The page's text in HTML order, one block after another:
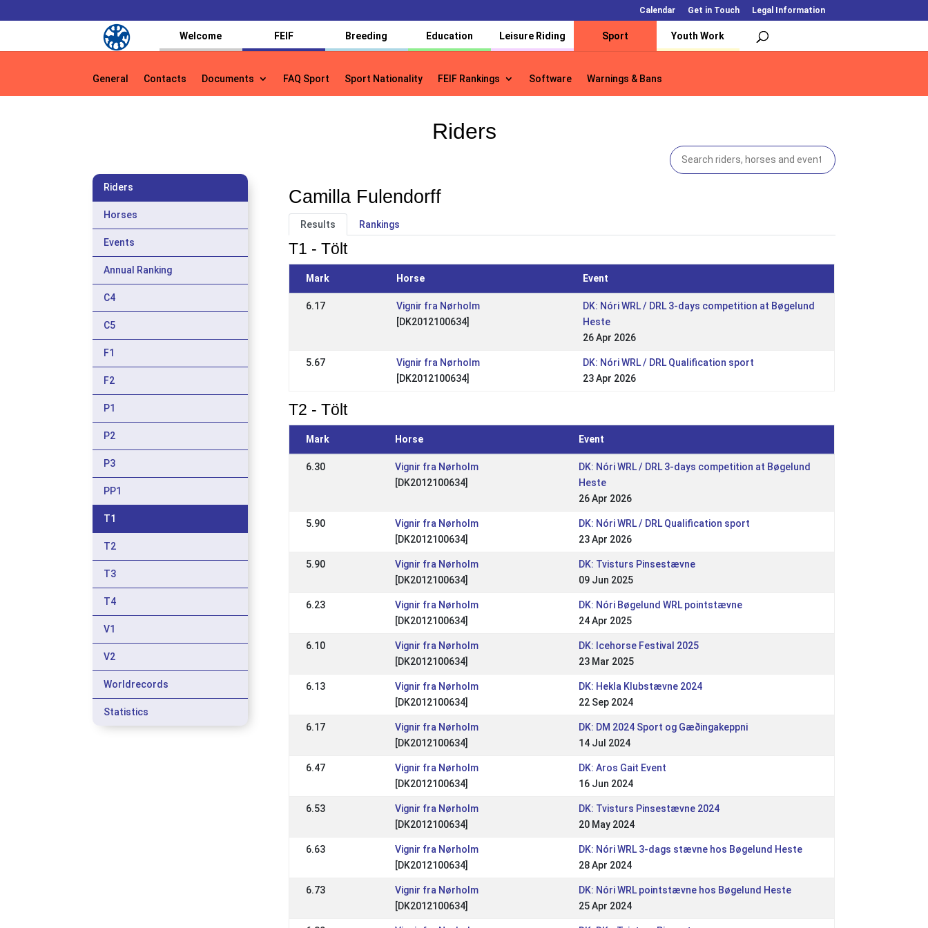
Calendar Get in Touch Legal Information
Welcome FEIF Breeding Education Leisure Riding Sport Youth Work
General Contacts Documents FAQ Sport Sport Nationality FEIF Rankings Software Warnings & Bans
General Contacts Documents FAQ Sport Sport Nationality FEIF Rankings Software Warnings & Bans
Riders
Riders
Horses
Events
Annual Ranking
C4
C5
F1
F2
P1
P2
P3
PP1
T1
T2
T3
T4
V1
V2
Worldrecords
Statistics
Camilla Fulendorff
Results Rankings
T1 - Tölt
Mark Horse Event
6.17
Vignir fra Nørholm
[DK2012100634]
DK: Nóri WRL / DRL 3-days competition at Bøgelund
Heste
26 Apr 2026
5.67
Vignir fra Nørholm
[DK2012100634]
DK: Nóri WRL / DRL Qualification sport
23 Apr 2026
T2 - Tölt
Mark Horse Event
6.30
Vignir fra Nørholm
[DK2012100634]
DK: Nóri WRL / DRL 3-days competition at Bøgelund
Heste
26 Apr 2026
5.90
Vignir fra Nørholm
[DK2012100634]
DK: Nóri WRL / DRL Qualification sport
23 Apr 2026
5.90
Vignir fra Nørholm
[DK2012100634]
DK: Tvisturs Pinsestævne
09 Jun 2025
6.23
Vignir fra Nørholm
[DK2012100634]
DK: Nóri Bøgelund WRL pointstævne
24 Apr 2025
6.10
Vignir fra Nørholm
[DK2012100634]
DK: Icehorse Festival 2025
23 Mar 2025
6.13
Vignir fra Nørholm
[DK2012100634]
DK: Hekla Klubstævne 2024
22 Sep 2024
6.17
Vignir fra Nørholm
[DK2012100634]
DK: DM 2024 Sport og Gæðingakeppni
14 Jul 2024
6.47
Vignir fra Nørholm
[DK2012100634]
DK: Aros Gait Event
16 Jun 2024
6.53
Vignir fra Nørholm
[DK2012100634]
DK: Tvisturs Pinsestævne 2024
20 May 2024
6.63
Vignir fra Nørholm
[DK2012100634]
DK: Nóri WRL 3-dags stævne hos Bøgelund Heste
28 Apr 2024
6.73
Vignir fra Nørholm
[DK2012100634]
DK: Nóri WRL pointstævne hos Bøgelund Heste
25 Apr 2024